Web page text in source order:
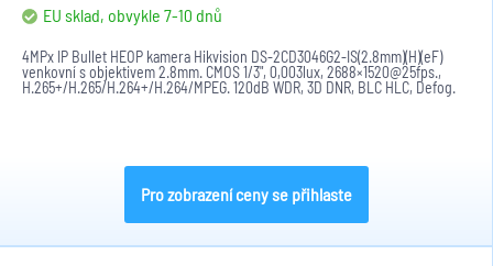
EU sklad, obvykle 7-10 dnů
4MPx IP Bullet HEOP kamera Hikvision DS-2CD3046G2-IS(2.8mm)(H)(eF)
venkovní s objektivem 2.8mm. CMOS 1/3", 0,003lux, 2688×1520@25fps.,
H.265+/H.265/H.264+/H.264/MPEG. 120dB WDR, 3D DNR, BLC HLC, Defog.
Pro zobrazení ceny se přihlaste